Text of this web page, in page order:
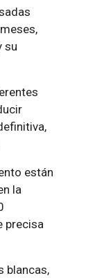
su
están
la
precisa
blancas,